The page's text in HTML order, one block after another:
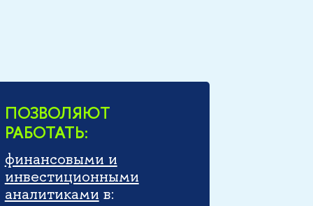
ПОЗВОЛЯЮТ
РАБОТАТЬ:
финансовыми и
инвестиционными
аналитиками в: